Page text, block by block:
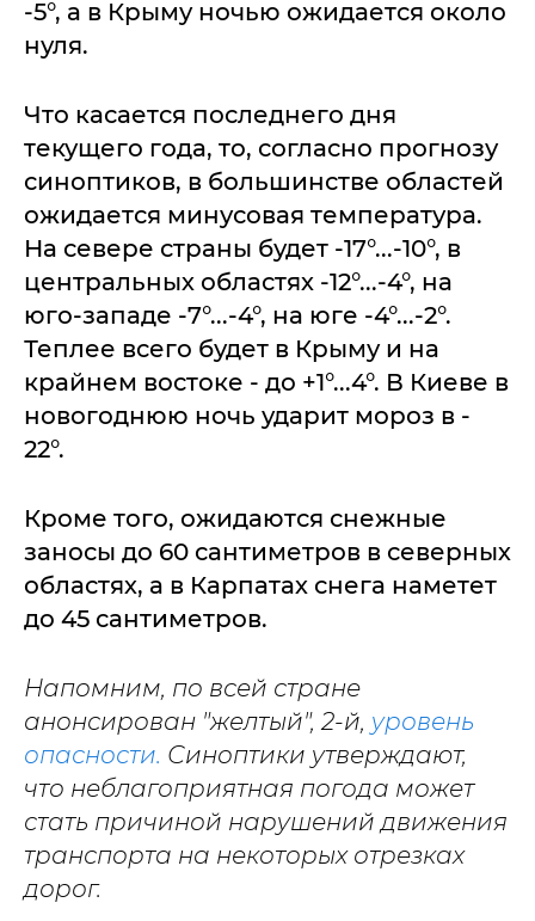
-5°, а в Крыму ночью ожидается около
нуля.
Что касается последнего дня
текущего года, то, согласно прогнозу
синоптиков, в большинстве областей
ожидается минусовая температура.
На севере страны будет -17°...-10°, в
центральных областях -12°...-4°, на
юго-западе -7°...-4°, на юге -4°...-2°.
Теплее всего будет в Крыму и на
крайнем востоке - до +1°...4°. В Киеве в
новогоднюю ночь ударит мороз в -
22°.
Кроме того, ожидаются снежные
заносы до 60 сантиметров в северных
областях, а в Карпатах снега наметет
до 45 сантиметров.
Напомним, по всей стране
анонсирован "желтый", 2-й, уровень
опасности. Синоптики утверждают,
что неблагоприятная погода может
стать причиной нарушений движения
транспорта на некоторых отрезках
дорог.